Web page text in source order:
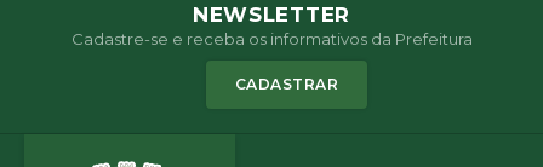
NEWSLETTER
Cadastre-se e receba os informativos da Prefeitura
CADASTRAR